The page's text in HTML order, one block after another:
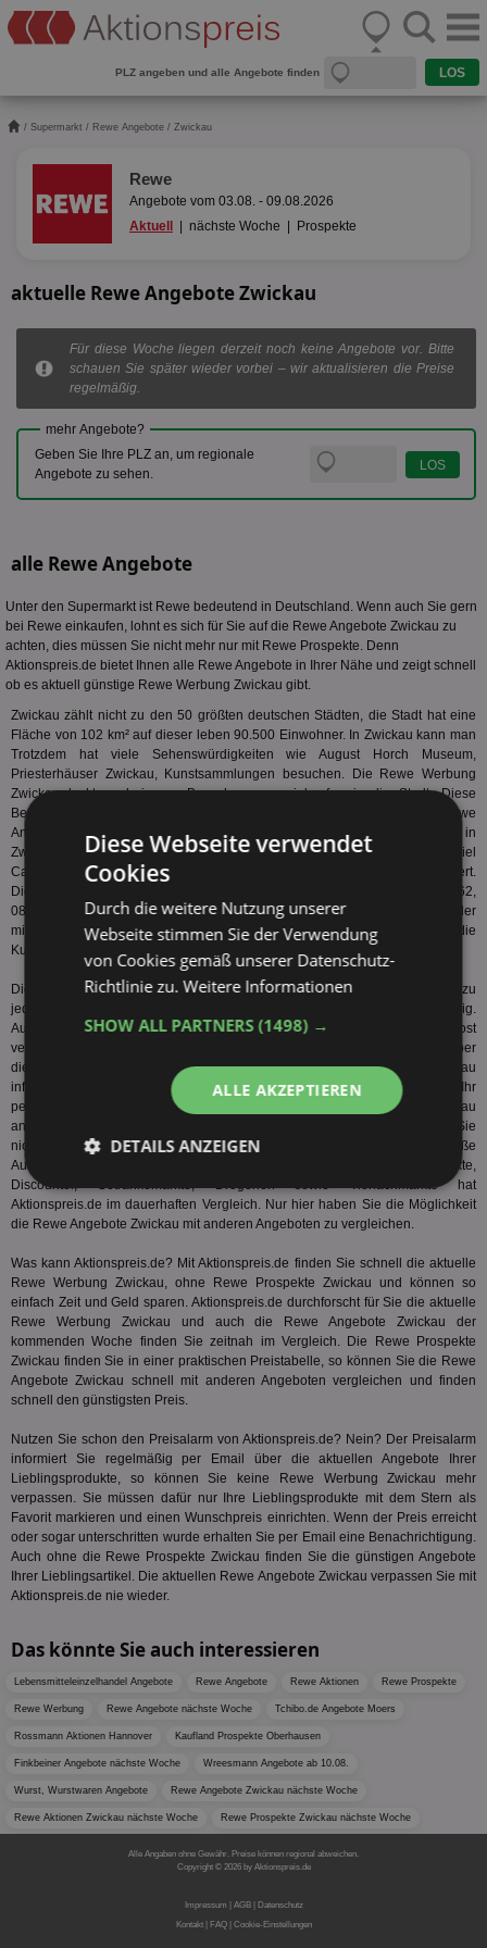
PLZ angeben und alle Angebote finden
/ Supermarkt / Rewe Angebote / Zwickau
Rewe
Angebote vom 03.08. - 09.08.2026
Aktuell
nächste Woche Prospekte
aktuelle Rewe Angebote Zwickau
Für diese Woche liegen derzeit noch keine Angebote vor. Bitte
schauen Sie später wieder vorbei – wir aktualisieren die Preise
regelmäßig.
mehr Angebote?
Geben Sie Ihre PLZ an, um regionale
Angebote zu sehen.
alle Rewe Angebote
Unter den Supermarkt ist Rewe bedeutend in Deutschland. Wenn auch Sie gern
bei Rewe einkaufen, lohnt es sich für Sie auf die Rewe Angebote Zwickau zu
achten, dies müssen Sie nicht mehr nur mit Rewe Prospekte. Denn
Aktionspreis.de bietet Ihnen alle Rewe Angebote in Ihrer Nähe und zeigt schnell
ob es aktuell günstige Rewe Werbung Zwickau gibt.
Zwickau zählt nicht zu den 50 größten deutschen Städten, die Stadt hat eine
Fläche von 102 km² auf dieser leben 90.500 Einwohner. In Zwickau kann man
Trotzdem hat viele Sehenswürdigkeiten wie August Horch Museum,
Priesterhäuser Zwickau, Kunstsammlungen besuchen. Die Rewe Werbung
Zwickau lockt auch immer Besucher zum einkaufen in die Stadt. Diese
Besucher erfahren meistens durch die Rewe Prospekte Zwickau welche Rewe
Angebote Zwickau gerade lohnenswert sind. Pro Quadratkilometer leben in
Zwickau 887 Einwohner. Der Ort ist in einige Stadtteile wie zum Beispiel
Cainsdorf, Bockwa, Bahnhofsvorstadt, Crossen, Auerbach, Brand gegliedert.
Diese Ortsteile haben folgende Postleitzahlen: 08056, 08066, 08058, 08062,
08064, 08060. Da hier eine große Händlerdichte herrscht locken die Händler
mit Rewe Prospekte Zwickau und günstigen Rewe Angebote Zwickau die
Kunden in Ihr Geschäft.
Die aktuellen Rewe Angebote Zwickau können Sie nur auf Aktionspreis.de zu
jeder Zeit vergleichen, Rewe Prospekte Zwickau sind somit völlig überflüssig.
Auf die Rewe Werbung Zwickau aus Papier können Sie von nun an getrost
verzichten, das spart Ihnen Zeit und Müll. Sie möchten sich regelmäßig über
die Rewe Prospekte Zwickau bzw. über die Rewe Werbung Zwickau
informieren? Sie lieben die Rewe Angebote Zwickau? Aktionspreis.de ist da Ihr
perfektes Werkzeug, denn hier können Sie die Rewe Werbung Zwickau
ansehen und bequem die Rewe Angebote Zwickau finden. Hier finden Sie
nicht nur einfach die Rewe Prospekte Zwickau, sondern auch eine große
Auswahl weiterer Angebote von anderen Unternehmen. Supermärkte,
Discounter, Getränkemärkte, Drogerien sowie Tierfachmärkte hat
Aktionspreis.de im dauerhaften Vergleich. Nur hier haben Sie die Möglichkeit
die Rewe Angebote Zwickau mit anderen Angeboten zu vergleichen.
Was kann Aktionspreis.de? Mit Aktionspreis.de finden Sie schnell die aktuelle
Rewe Werbung Zwickau, ohne Rewe Prospekte Zwickau und können so
einfach Zeit und Geld sparen. Aktionspreis.de durchforscht für Sie die aktuelle
Rewe Werbung Zwickau und auch die Rewe Angebote Zwickau der
kommenden Woche finden Sie zeitnah im Vergleich. Die Rewe Prospekte
Zwickau finden Sie in einer praktischen Preistabelle, so können Sie die Rewe
Angebote Zwickau schnell mit anderen Angeboten vergleichen und finden
schnell den günstigsten Preis.
Nutzen Sie schon den Preisalarm von Aktionspreis.de? Nein? Der Preisalarm
informiert Sie regelmäßig per Email über die aktuellen Angebote Ihrer
Lieblingsprodukte, so können Sie keine Rewe Werbung Zwickau mehr
verpassen. Sie müssen dafür nur Ihre Lieblingsprodukte mit dem Stern als
Favorit markieren und einen Wunschpreis einrichten. Wenn der Preis erreicht
oder sogar unterschritten wurde erhalten Sie per Email eine Benachrichtigung.
Auch ohne die Rewe Prospekte Zwickau finden Sie die günstigen Angebote
Ihrer Lieblingsartikel. Die aktuellen Rewe Angebote Zwickau verpassen Sie mit
Aktionspreis.de nie wieder.
Das könnte Sie auch interessieren
Lebensmitteleinzelhandel Angebote Rewe Angebote Rewe Aktionen Rewe Prospekte
Rewe Werbung Rewe Angebote nächste Woche Tchibo.de Angebote Moers
Rossmann Aktionen Hannover Kaufland Prospekte Oberhausen
Finkbeiner Angebote nächste Woche Wreesmann Angebote ab 10.08.
Wurst, Wurstwaren Angebote Rewe Angebote Zwickau nächste Woche
Rewe Aktionen Zwickau nächste Woche Rewe Prospekte Zwickau nächste Woche
Alle Angaben ohne Gewähr. Preise können regional abweichen.
Copyright © 2026 by Aktionspreis.de
Impressum
AGB|
Datenschutz
Kontakt| FAQ| Cookie-Einstellungen
Diese Webseite verwendet
Cookies
Durch die weitere Nutzung unserer
Webseite stimmen Sie der Verwendung
von Cookies gemäß unserer Datenschutz-
Richtlinie zu.Weitere Informationen
SHOW ALL PARTNERS(1498) →
ALLE AKZEPTIEREN
DETAILS ANZEIGEN
Unbedingt
erforderlich
Performance
Targeting Funktionalität
Unklassifizierte
Unbedingt erforderlich
Performance
Targeting
Funktionalität Unklassifizierte
Unbedingt erforderliche Cookies ermöglichen
Ohne die unbedingt erforderlichen Cookies kann die
Name
Provider / Domäne
identifier
aktionspreis.de
securitytoken
aktionspreis.de
PHPSESSID
PHP.net
www.aktionspreis.de